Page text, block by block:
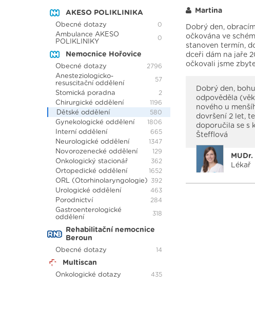
AKESO POLIKLINIKA
Obecné dotazy 0
Ambulance AKESO
POLIKLINIKY
0
Nemocnice Hořovice
Obecné dotazy 2796
Anesteziologicko-
resuscitační oddělení
57
Stomická poradna 2
Chirurgické oddělení 1196
Dětské oddělení 580
Gynekologické oddělení 1806
Interní oddělení 665
Neurologické oddělení 1347
Novorozenecké oddělení 129
Onkologický stacionář 362
Ortopedické oddělení 1652
ORL (Otorhinolaryngologie) 392
Urologické oddělení 463
Porodnictví 284
Gastroenterologické
oddělení
318
Rehabilitační nemocnice
Beroun
Obecné dotazy 14
Multiscan
Onkologické dotazy 435
Martina
Dobrý den,
očkována ve
stanoven termín,
dceři dám na jaře
očkovali jsme
Dobrý den,
odpověděla
nového u
dovršení 2 let,
doporučila se s
Štefflová
Lékař